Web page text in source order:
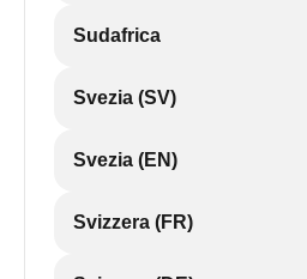
Sudafrica
Svezia (SV)
Svezia (EN)
Svizzera (FR)